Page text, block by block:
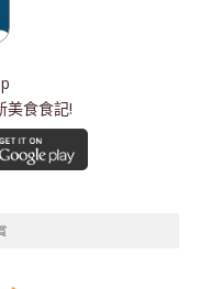
美食食記!